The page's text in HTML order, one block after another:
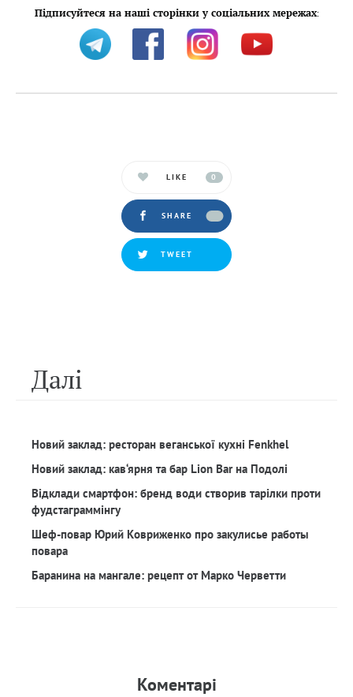
Підписуйтеся на наші сторінки у соціальних мережах:
LIKE 0
SHARE
TWEET
Далi
Новий заклад: ресторан веганської кухні Fenkhel
Новий заклад: кав‘ярня та бар Lion Bar на Подолі
Відклади смартфон: бренд води створив тарілки проти
фудстаграммінгу
Шеф-повар Юрий Ковриженко про закулисье работы
повара
Баранина на мангале: рецепт от Марко Черветти
Коментарi